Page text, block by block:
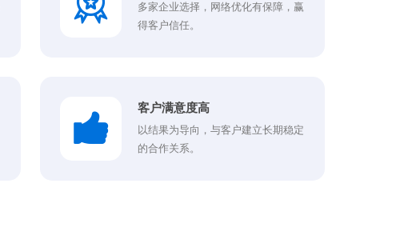
多家企业选择，网络优化有保障，赢
得客户信任。
客户满意度高
以结果为导向，与客户建立长期稳定
的合作关系。